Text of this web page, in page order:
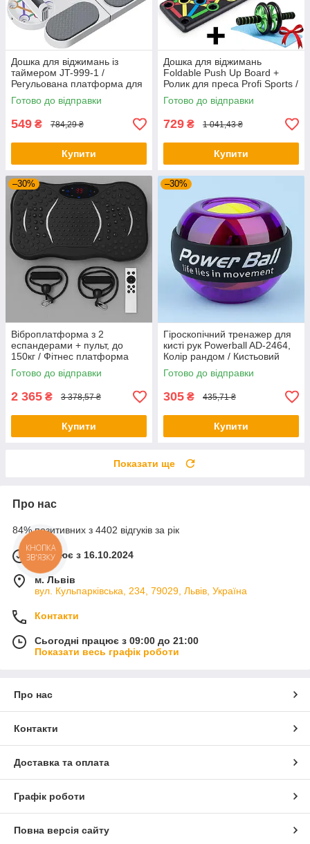
Дошка для віджимань із
таймером JT-999-1 /
Регульована платформа для
віджимань / Фітнес тренажер
для преса
Готово до відправки
549 ₴ 784,29 ₴
Купити
Дошка для віджимань
Foldable Push Up Board +
Ролик для преса Profi Sports /
Платформа з упорами
Готово до відправки
729 ₴ 1 041,43 ₴
Купити
–30%
Віброплатформа з 2
еспандерами + пульт, до
150кг / Фітнес платформа
для вправ на все тіло
Готово до відправки
2 365 ₴ 3 378,57 ₴
Купити
–30%
Гіроскопічний тренажер для
кисті рук Powerball AD-2464,
Колір рандом / Кистьовий
еспандер / Гіроскопічний
еспандер
Готово до відправки
305 ₴ 435,71 ₴
Купити
Показати ще
Про нас
84% позитивних з 4402 відгуків за рік
Працює з 16.10.2024
м. Львів
вул. Кульпарківська, 234, 79029, Львів, Україна
Контакти
Сьогодні працює з 09:00 до 21:00
Показати весь графік роботи
Про нас
Контакти
Доставка та оплата
Графік роботи
Повна версія сайту
КНОПКА
ЗВ'ЯЗКУ